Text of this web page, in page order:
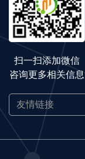
扫一扫添加微信
咨询更多相关信息